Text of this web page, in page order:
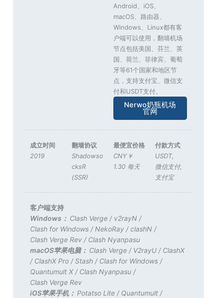
Android、iOS、
macOS、路由器、
Windows、Linux都有客
户端可以使用，翻墙机场
节点包括美国、芬兰、英
国、荷兰、菲律宾、葡萄
牙等61个国家和地区节
点，支持支付宝、微信支
付和USDT支付。
Nerwo奶瓶机场
官网
成立时间
2019
翻墙协议
Shadowso
cksR
(SSR)
最便宜价格
CNY￥
1.30 每天
付款方式
USDT,
微信支付,
支付宝
客户端支持
Windows： Clash Verge / v2rayN /
Clash for Windows / NekoRay /clashN /
Clash Verge Rev / Clash Nyanpasu
macOS苹果电脑： Clash Verge / V2rayU / ClashX
/ ClashX Pro /Stash / Clash for Windows /
Quantumult X / Clash Nyanpasu /
Clash Verge Rev
iOS苹果手机： Potatso Lite / Quantumult /